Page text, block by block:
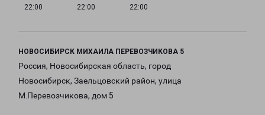
22:00
22:00
22:00
НОВОСИБИРСК МИХАИЛА ПЕРЕВОЗЧИКОВА 5
Россия, Новосибирская область, город
Новосибирск, Заельцовский район, улица
М.Перевозчикова, дом 5